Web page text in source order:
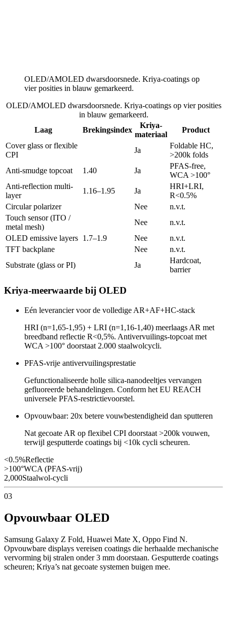
OLED/AMOLED dwarsdoorsnede. Kriya-coatings op
vier posities in blauw gemarkeerd.
OLED/AMOLED dwarsdoorsnede. Kriya-coatings op vier posities
in blauw gemarkeerd.
Laag
Brekingsindex
Kriya-
materiaal
Product
Cover glass or flexible
CPI
Ja
Foldable HC,
>200k folds
Anti-smudge topcoat
1.40 Ja
PFAS-free,
WCA >100°
Anti-reflection multi-
layer
1.16–1.95 Ja
HRI+LRI,
R<0.5%
Circular polarizer
Nee
n.v.t.
Touch sensor (ITO /
metal mesh)
Nee
n.v.t.
OLED emissive layers 1.7–1.9 Nee
n.v.t.
TFT backplane
Nee
n.v.t.
Substrate (glass or PI)
Ja
Hardcoat,
barrier
Kriya-meerwaarde bij OLED
Eén leverancier voor de volledige AR+AF+HC-stack
HRI (n=1,65-1,95) + LRI (n=1,16-1,40) meerlaags AR met
breedband reflectie R<0,5%. Antivervuilings-topcoat met
WCA >100° doorstaat 2.000 staalwolcycli.
PFAS-vrije antivervuilingsprestatie
Gefunctionaliseerde holle silica-nanodeeltjes vervangen
gefluoreerde behandelingen. Conform het EU REACH
universele PFAS-restrictievoorstel.
Opvouwbaar: 20x betere vouwbestendigheid dan sputteren
Nat gecoate AR op flexibel CPI doorstaat >200k vouwen,
terwijl gesputterde coatings bij <10k cycli scheuren.
<0.5%Reflectie
>100°WCA (PFAS-vrij)
2,000Staalwol-cycli
03
Opvouwbaar OLED
Samsung Galaxy Z Fold, Huawei Mate X, Oppo Find N.
Opvouwbare displays vereisen coatings die herhaalde mechanische
vervorming bij stralen onder 3 mm doorstaan. Gesputterde coatings
scheuren; Kriya’s nat gecoate systemen buigen mee.